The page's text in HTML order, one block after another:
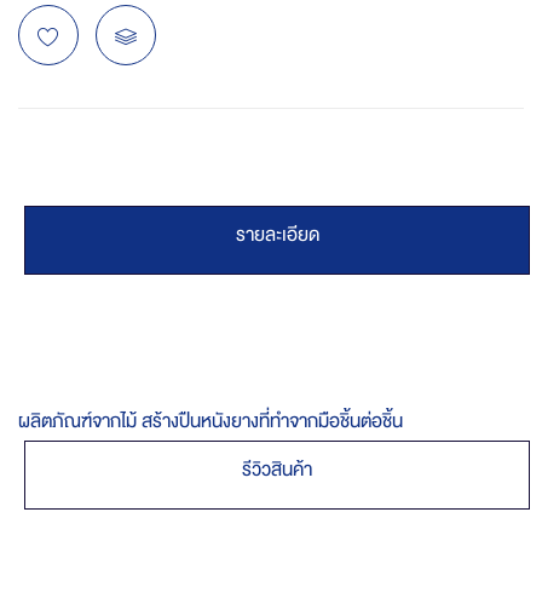
รายละเอียด
ผลิตภัณฑ์จากไม้ สร้างปืนหนังยางที่ทำจากมือชิ้นต่อชิ้น
รีวิวสินค้า